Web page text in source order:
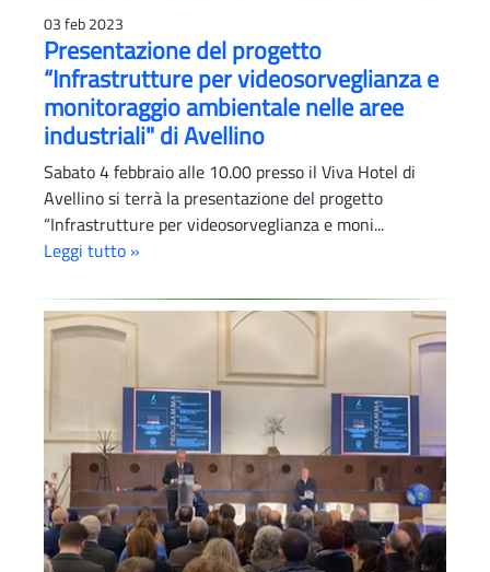
03 feb 2023
Presentazione del progetto
“Infrastrutture per videosorveglianza e
monitoraggio ambientale nelle aree
industriali" di Avellino
Sabato 4 febbraio alle 10.00 presso il Viva Hotel di
Avellino si terrà la presentazione del progetto
“Infrastrutture per videosorveglianza e moni...
Leggi tutto »